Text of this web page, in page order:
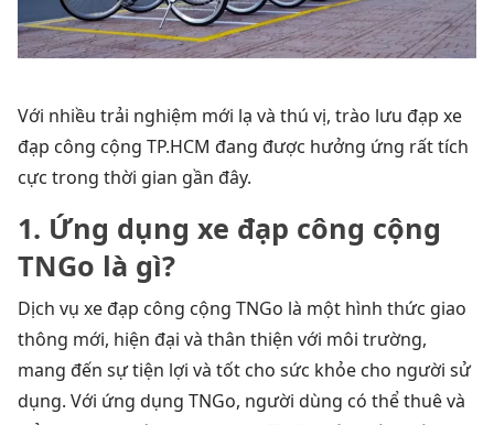
Với nhiều trải nghiệm mới lạ và thú vị, trào lưu đạp xe
đạp công cộng TP.HCM đang được hưởng ứng rất tích
cực trong thời gian gần đây.
1. Ứng dụng xe đạp công cộng
TNGo là gì?
Dịch vụ xe đạp công cộng TNGo là một hình thức giao
thông mới, hiện đại và thân thiện với môi trường,
mang đến sự tiện lợi và tốt cho sức khỏe cho người sử
dụng. Với ứng dụng TNGo, người dùng có thể thuê và